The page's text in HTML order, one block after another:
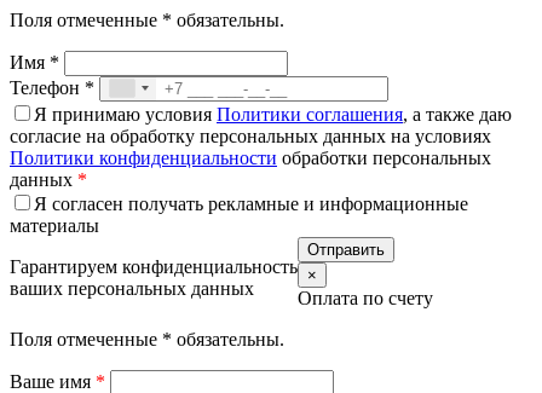
Поля отмеченные * обязательны.
Имя *
Телефон *
Я принимаю условия Политики соглашения, а также даю
согласие на обработку персональных данных на условиях
Политики конфиденциальности обработки персональных
данных *
Я согласен получать рекламные и информационные
материалы
Гарантируем конфиденциальность
ваших персональных данных
×
Оплата по счету
Поля отмеченные * обязательны.
Ваше имя *